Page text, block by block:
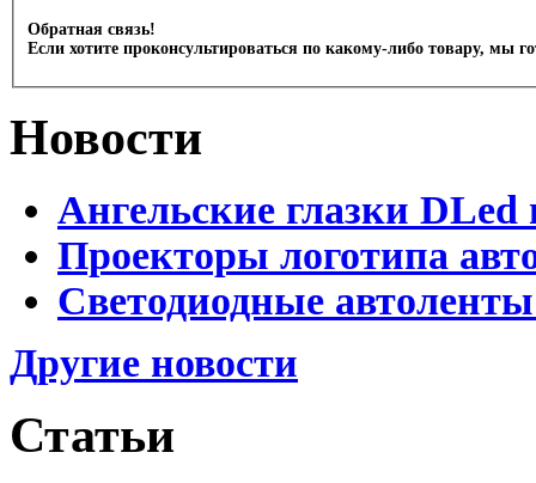
Обратная связь!
Если хотите проконсультироваться по какому-либо товару, мы
Новости
Ангельские глазки DLed
Проекторы логотипа
Светодиодные
Другие новости
Статьи